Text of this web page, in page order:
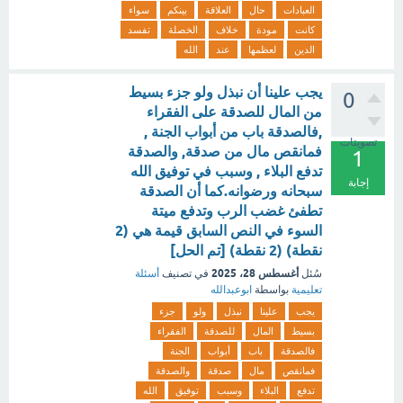
العبادات
حال العلاقة بينكم
سواء
كانت
مودة خلاف الخصلة
تفسد
الدين
لعظمها عند الله
0
تصويتات
1
إجابة
يجب علينا أن نبذل ولو جزء بسيط
من المال للصدقة على الفقراء
,فالصدقة باب من أبواب الجنة ,
فمانقص مال من صدقة, والصدقة
تدفع البلاء , وسبب في توفيق الله
سبحانه ورضوانه.كما أن الصدقة
تطفئ غضب الرب وتدفع ميتة
السوء في النص السابق قيمة هي (2
نقطة) (2 نقطة) [تم الحل]
سُئل أغسطس 28، 2025 في تصنيف أسئلة
تعليمية بواسطة ابوعبدالله
يجب علينا نبذل ولو
جزء
بسيط
المال للصدقة
الفقراء
فالصدقة
باب أبواب
الجنة
فمانقص
مال صدقة
والصدقة
تدفع
البلاء وسبب توفيق الله